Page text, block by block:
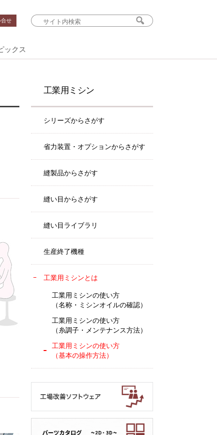
合せ
ックス
工業用ミシン
シリーズからさがす
省力装置・オプションからさがす
縫製品からさがす
縫い目からさがす
縫い目ライブラリ
生産終了機種
工業用ミシンとは
工業用ミシンの使い方
（名称・ミシンオイルの確認）
工業用ミシンの使い方
（糸調子・メンテナンス方法）
工業用ミシンの使い方
（基本の操作方法）